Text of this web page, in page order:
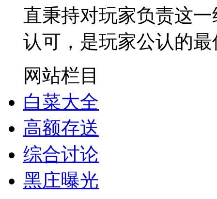
直秉持对玩家负责这
认可，是玩家公认的
网站栏目
白菜大全
高额存送
综合讨论
黑庄曝光